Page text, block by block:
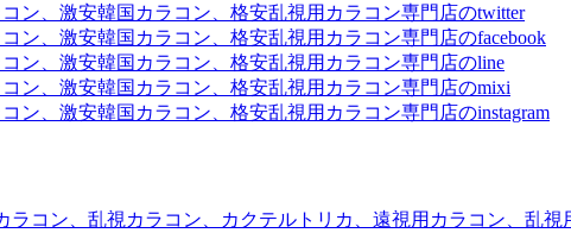
ン、激安韓国カラコン、格安乱視用カラコン専門店のtwitter
ン、激安韓国カラコン、格安乱視用カラコン専門店のfacebook
ン、激安韓国カラコン、格安乱視用カラコン専門店のline
ン、激安韓国カラコン、格安乱視用カラコン専門店のmixi
、激安韓国カラコン、格安乱視用カラコン専門店のinstagram
コン、乱視カラコン、カクテルトリカ、遠視用カラコン、乱